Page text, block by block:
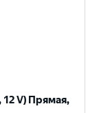
12 V) Прямая,